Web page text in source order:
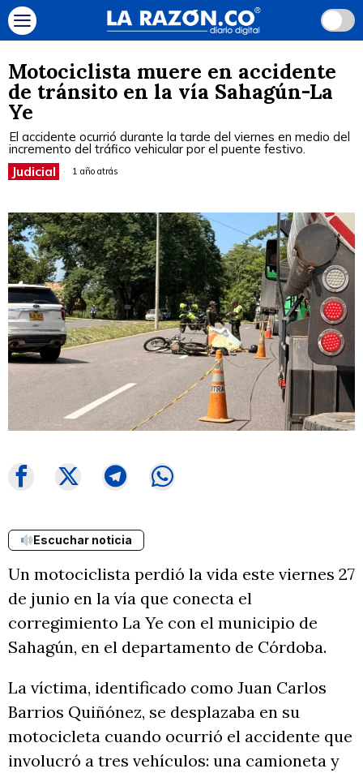
Motociclista muere en accidente
de tránsito en la vía Sahagún-La
Ye
El accidente ocurrió durante la tarde del viernes en medio del
incremento del tráfico vehicular por el puente festivo.
Judicial 1 año atrás
Escuchar noticia
Un motociclista perdió la vida este viernes 27
de junio en la vía que conecta el
corregimiento La Ye con el municipio de
Sahagún, en el departamento de Córdoba.
La víctima, identificado como Juan Carlos
Barrios Quiñónez, se desplazaba en su
motocicleta cuando ocurrió el accidente que
involucró a tres vehículos: una camioneta y